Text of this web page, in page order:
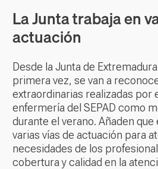
La Junta trabaja en
actuación
Desde la Junta de
primera vez, se van a
extraordinarias realizadas por
enfermería del SEPAD como
durante el verano. Añaden
varias vías de actuación para
necesidades de los
cobertura y calidad en la